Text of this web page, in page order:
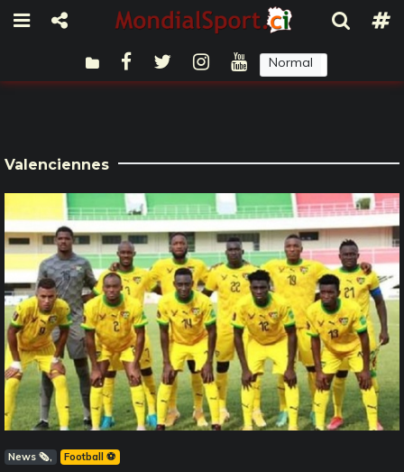
Normal
Valenciennes
News 🗞️ Football ⚽️